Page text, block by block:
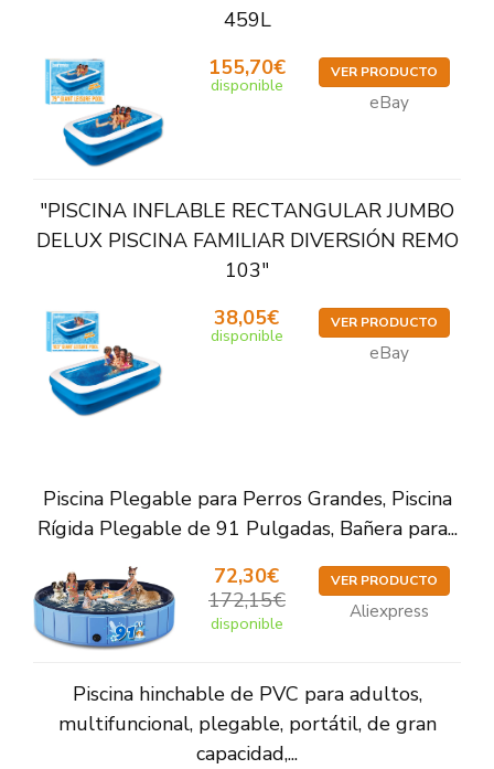
459L
155,70€
disponible
VER PRODUCTO
eBay
"PISCINA INFLABLE RECTANGULAR JUMBO
DELUX PISCINA FAMILIAR DIVERSIÓN REMO
103"
38,05€
disponible
VER PRODUCTO
eBay
Piscina Plegable para Perros Grandes, Piscina
Rígida Plegable de 91 Pulgadas, Bañera para...
72,30€
172,15€
disponible
VER PRODUCTO
Aliexpress
Piscina hinchable de PVC para adultos,
multifuncional, plegable, portátil, de gran
capacidad,...